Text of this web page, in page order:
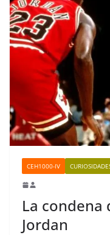
CEH1000-IV
La condena
Jordan